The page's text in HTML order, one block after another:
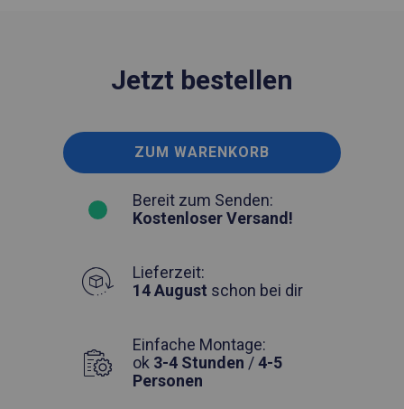
Jetzt bestellen
ZUM WARENKORB
Bereit zum Senden:
Kostenloser Versand!
Lieferzeit:
14 August schon bei dir
Einfache Montage:
ok 3-4 Stunden /4-5
Personen